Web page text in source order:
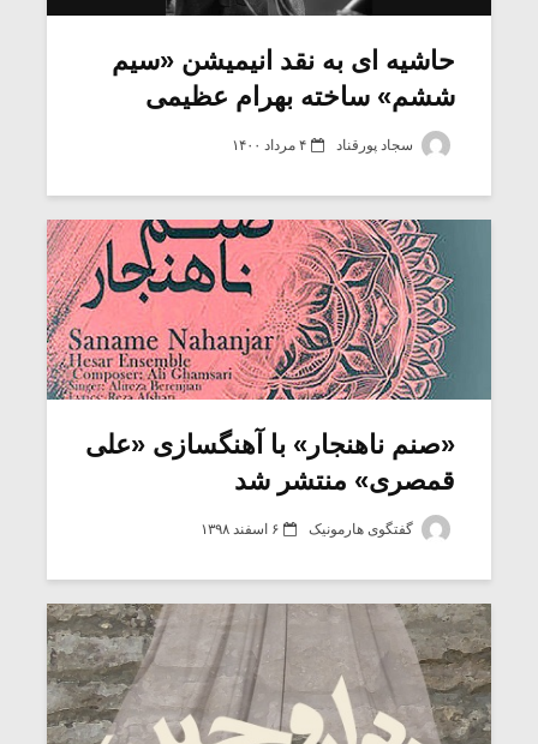
حاشیه ای به نقد انیمیشن «سیم
ششم» ساخته بهرام عظیمی
سجاد پورقناد ۴ مرداد ۱۴۰۰
«صنم ناهنجار»‌ با آهنگسازی «علی
قمصری» منتشر شد
گفتگوی هارمونیک ۶ اسفند ۱۳۹۸
یادداشتی بر موسیقی
شیش و نیم»
اگر نمی توانی
مشهورترین باشی،
بدنام ترین باش
سکانسی
موسیقی